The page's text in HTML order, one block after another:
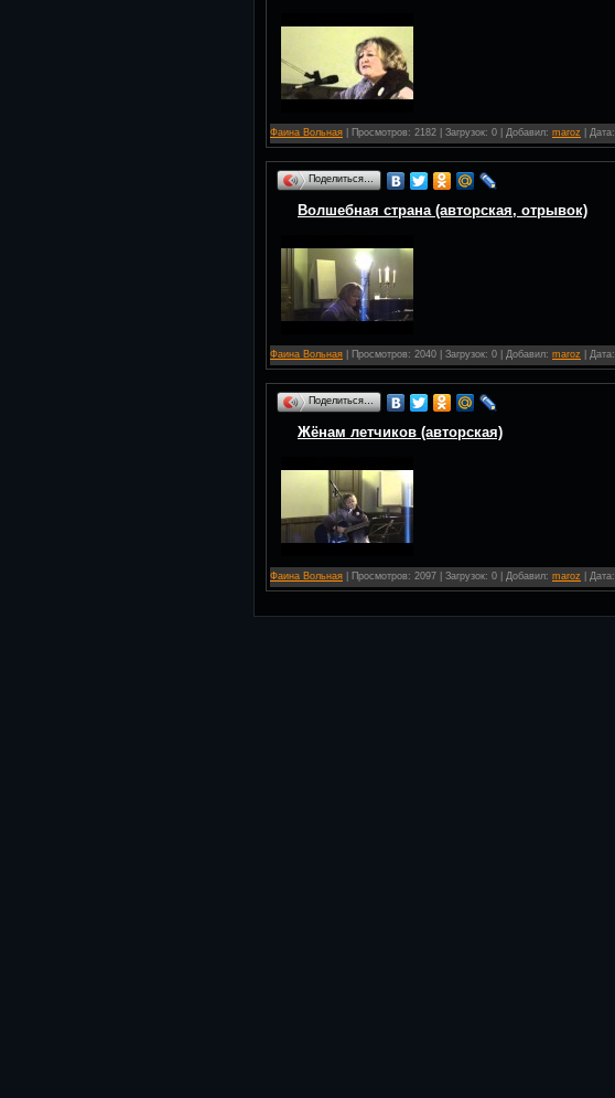
Фаина Вольная | Просмотров: 2182 | Загрузок: 0 | Добавил: maroz | Дата:
Поделиться…
Волшебная страна (авторская, отрывок)
Фаина Вольная | Просмотров: 2040 | Загрузок: 0 | Добавил: maroz | Дата:
Поделиться…
Жёнам летчиков (авторская)
Фаина Вольная | Просмотров: 2097 | Загрузок: 0 | Добавил: maroz | Дата: